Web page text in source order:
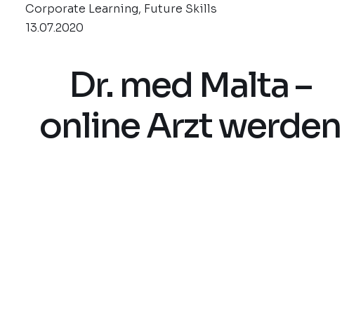
Corporate Learning, Future Skills
13.07.2020
Dr. med Malta –
online Arzt werden